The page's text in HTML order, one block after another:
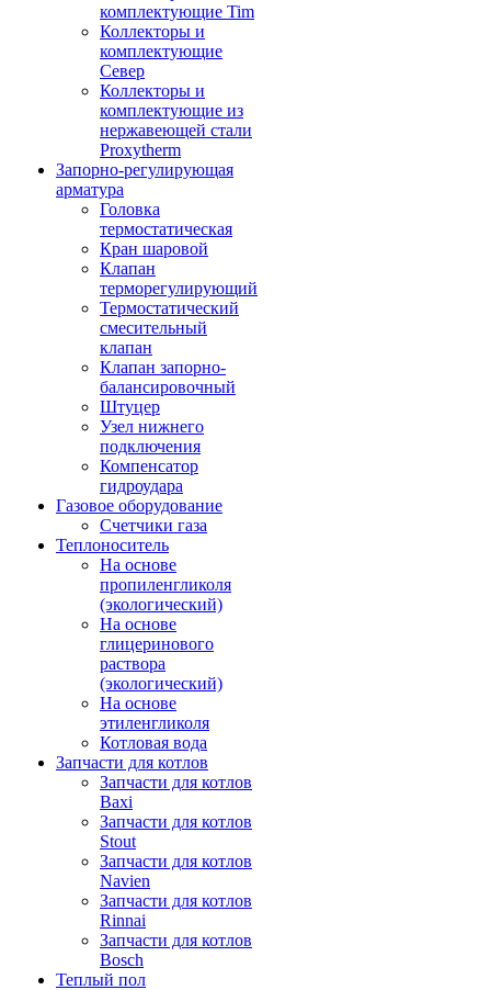
комплектующие Tim
Коллекторы и
комплектующие
Север
Коллекторы и
комплектующие из
нержавеющей стали
Proxytherm
Запорно-регулирующая
арматура
Головка
термостатическая
Кран шаровой
Клапан
терморегулирующий
Термостатический
смесительный
клапан
Клапан запорно-
балансировочный
Штуцер
Узел нижнего
подключения
Компенсатор
гидроудара
Газовое оборудование
Счетчики газа
Теплоноситель
На основе
пропиленгликоля
(экологический)
На основе
глицеринового
раствора
(экологический)
На основе
этиленгликоля
Котловая вода
Запчасти для котлов
Запчасти для котлов
Baxi
Запчасти для котлов
Stout
Запчасти для котлов
Navien
Запчасти для котлов
Rinnai
Запчасти для котлов
Bosch
Теплый пол